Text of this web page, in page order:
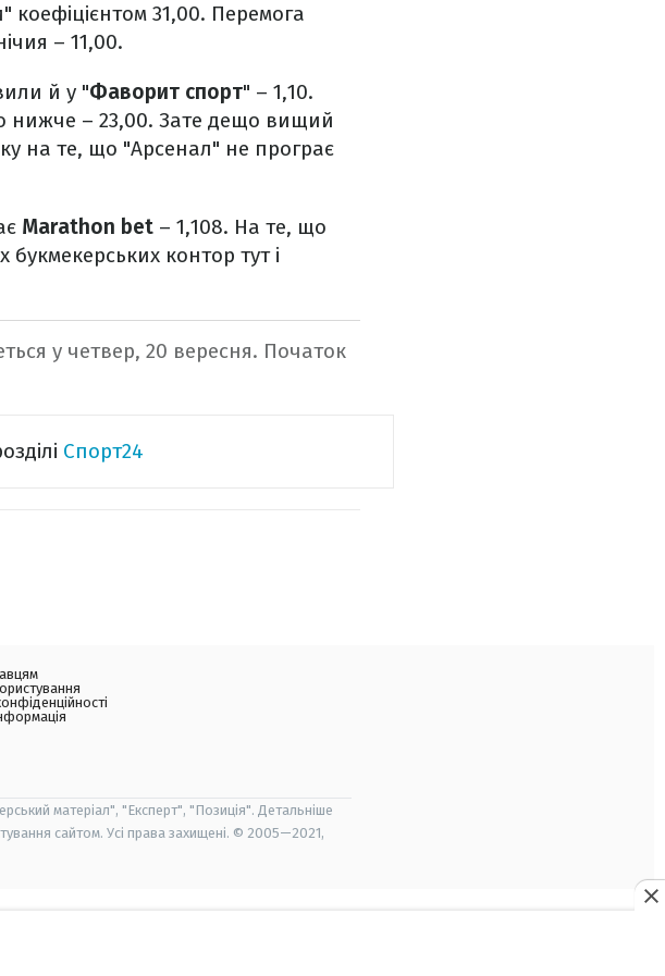
коефіцієнтом 31,00. Перемога
– 11,00.
й у "Фаворит спорт" – 1,10.
нижче – 23,00. Зате дещо вищий
на те, що "Арсенал" не програє
Marathon bet – 1,108. На те, що
контор тут і
у четвер, 20 вересня. Початок
Спорт24
матеріал", "Експерт", "Позиція". Детальніше
сайтом. Усі права захищені. © 2005—2021,